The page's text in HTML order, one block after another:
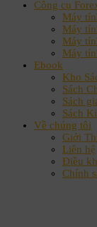
Công cụ
Máy
Máy
Máy
Máy
Ebook
Kho
Sách
Sách
Sách
Về chúng tôi
Giới
Liên hệ
Điều
Chính